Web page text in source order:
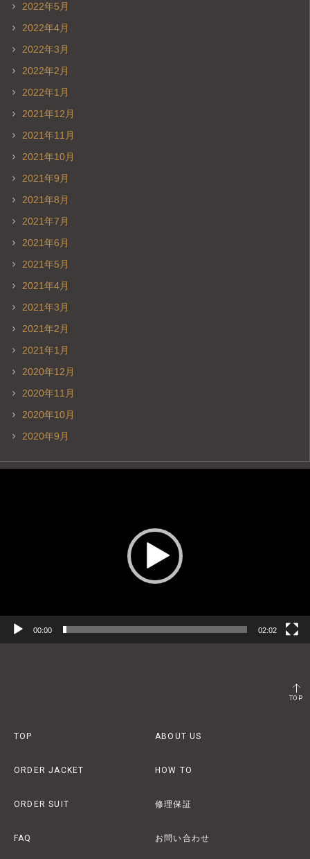
2022年5月
2022年4月
2022年3月
2022年2月
2022年1月
2021年12月
2021年11月
2021年10月
2021年9月
2021年8月
2021年7月
2021年6月
2021年5月
2021年4月
2021年3月
2021年2月
2021年1月
2020年12月
2020年11月
2020年10月
2020年9月
00:00 02:02
TOP
TOP ABOUT US
ORDER JACKET HOW TO
ORDER SUIT 修理保証
FAQ お問い合わせ